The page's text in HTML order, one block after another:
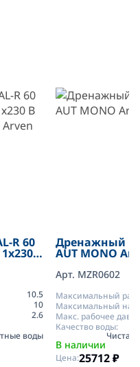
R 60
В
10.5
10
2.6
воды
Дренажный
AUT MONO
Арт. MZR0602
Максимальный
Максимальный
Макс. рабочее
Качество воды:
Чистая
В наличии
Цена:25712₽